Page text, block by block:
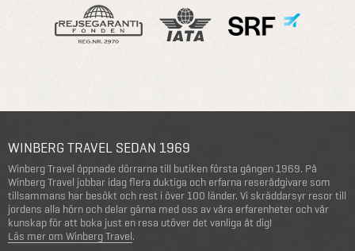
WINBERG TRAVEL SEDAN 1969
Winberg Travel öppnade dörrarna till butiken första gången 1969. På
Winberg Travel jobbar idag flera duktiga och erfarna reserådgivare som
tillsammans har besökt och rest i över 100 länder. Vi skräddarsyr resor till
jordens alla hörn och delar gärna med oss av våra erfarenheter och vår
kunskap för att boka just en resa utöver det vanliga åt dig!
Läs mer om Winberg Travel.